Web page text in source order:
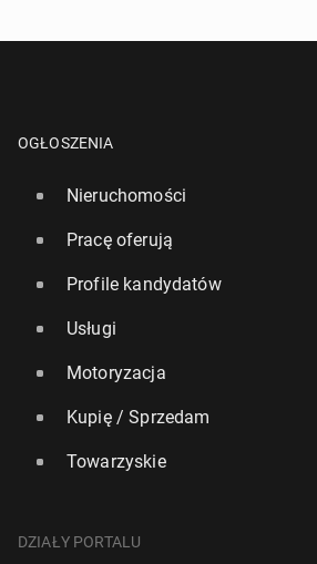
OGŁOSZENIA
Nieruchomości
Pracę oferują
Profile kandydatów
Usługi
Motoryzacja
Kupię / Sprzedam
Towarzyskie
DZIAŁY PORTALU